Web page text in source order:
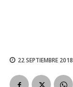
22 SEPTIEMBRE 2018